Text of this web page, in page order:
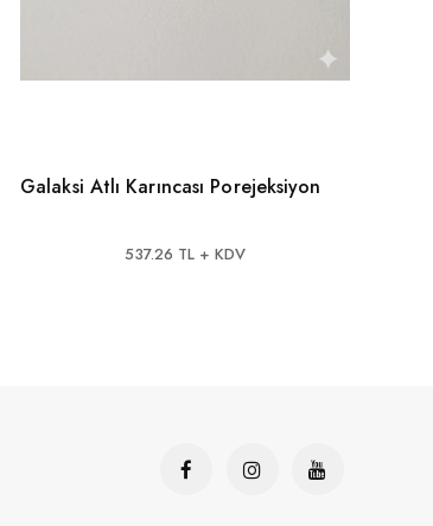
Galaksi Atlı Karıncası Porejeksiyon
537.26 TL + KDV